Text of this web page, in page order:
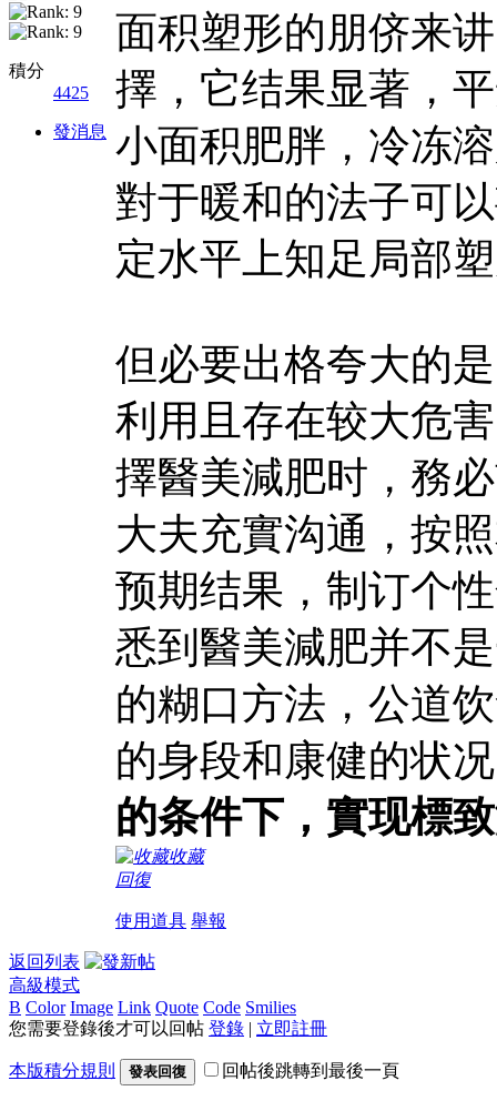
積分
4425
發消息
面积塑形的朋侪来
擇，它结果显著，
小面积肥胖，冷冻
對于暖和的法子可
定水平上知足局部
但必要出格夸大的
利用且存在较大危
擇醫美減肥时，務
大夫充實沟通，按
预期结果，制订个
悉到醫美減肥并不
的糊口方法，公道
的身段和康健的状
的条件下，實现標
收藏
回復
使用道具 舉報
返回列表
高級模式
B Color Image Link Quote Code Smilies
您需要登錄後才可以回帖 登錄 | 立即註冊
本版積分規則 發表回復 回帖後跳轉到最後一頁